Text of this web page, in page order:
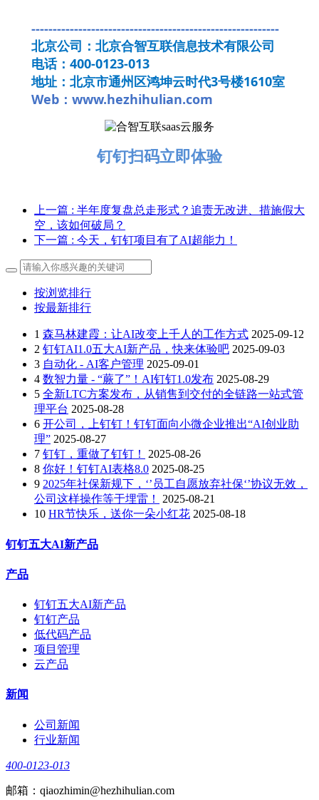
----------------------------------------------------------
北京公司：北京合智互联信息技术有限公司
电话：400-0123-013
地址：北京市通州区鸿坤云时代3号楼1610室
Web：www.hezhihulian.com
钉钉扫码立即体验
上一篇 : 半年度复盘总走形式？追责无改进、措施假大
空，该如何破局？
下一篇 : 今天，钉钉项目有了AI超能力！
按浏览排行
按最新排行
1 森马林建霞：让AI改变上千人的工作方式 2025-09-12
2 钉钉AI1.0五大AI新产品，快来体验吧 2025-09-03
3 自动化 - AI客户管理 2025-09-01
4 数智力量 - “蕨了”！AI钉钉1.0发布 2025-08-29
5 全新LTC方案发布，从销售到交付的全链路一站式管
理平台 2025-08-28
6 开公司，上钉钉！钉钉面向小微企业推出“AI创业助
理” 2025-08-27
7 钉钉，重做了钉钉！
2025-08-26
8 你好！钉钉AI表格8.0 2025-08-25
9 2025年社保新规下，‘’员工自愿放弃社保‘’协议无效，
公司这样操作等于埋雷！
2025-08-21
10 HR节快乐，送你一朵小红花 2025-08-18
钉钉五大AI新产品
产品
钉钉五大AI新产品
钉钉产品
低代码产品
项目管理
云产品
新闻
公司新闻
行业新闻
400-0123-013
邮箱：qiaozhimin@hezhihulian.com